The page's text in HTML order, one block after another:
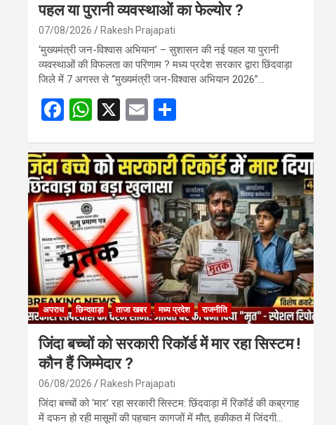
पहल या पुरानी व्यवस्थाओं का फेल्योर ?
07/08/2026 Rakesh Prajapati
‘मुख्यमंत्री जन-विश्वास अभियान’ – सुशासन की नई पहल या पुरानी
व्यवस्थाओं की विफलता का परिणाम ? मध्य प्रदेश सरकार द्वारा छिंदवाड़ा
जिले में 7 अगस्त से “मुख्यमंत्री जन-विश्वास अभियान 2026”…
F
ce
b
o
o
k
W
at
s
A
p
p
X
E
ail ar
e
अपराध छिन्दवाड़ा ताजा खबर मध्य प्रदेश राजनीति
जिंदा बच्चों को सरकारी रिकॉर्ड में मार रहा सिस्टम !
कौन हैं जिम्मेदार ?
06/08/2026 Rakesh Prajapati
जिंदा बच्चों को ‘मार’ रहा सरकारी सिस्टम: छिंदवाड़ा में रिकॉर्ड की कब्रगाह
में दफन हो रही मासूमों की पहचान कागजों में मौत, हकीकत में जिंदगी…